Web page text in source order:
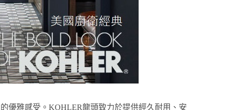
優雅感受。KOHLER龍頭致力於提供經久耐用、安